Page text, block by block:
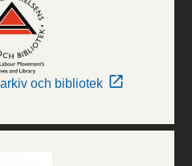
och bibliotek